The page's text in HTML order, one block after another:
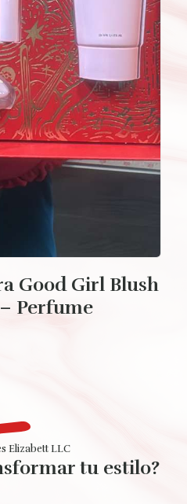
Good Girl Blush
Perfume
tu estilo?
Elizabett LLC